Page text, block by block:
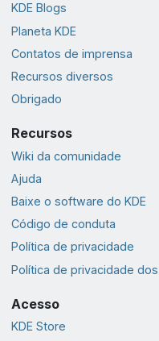
KDE Blogs
Planeta KDE
Contatos de imprensa
Recursos diversos
Obrigado
Recursos
Wiki da comunidade
Ajuda
Baixe o software do KDE
Código de conduta
Política de privacidade
Política de privacidade
Acesso
KDE Store